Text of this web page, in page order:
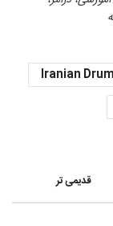
Iranian
قدیمی تر